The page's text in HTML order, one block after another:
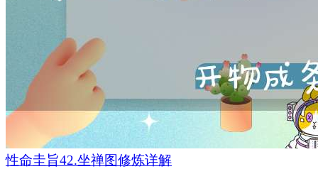
性命圭旨42.坐禅图修炼详解